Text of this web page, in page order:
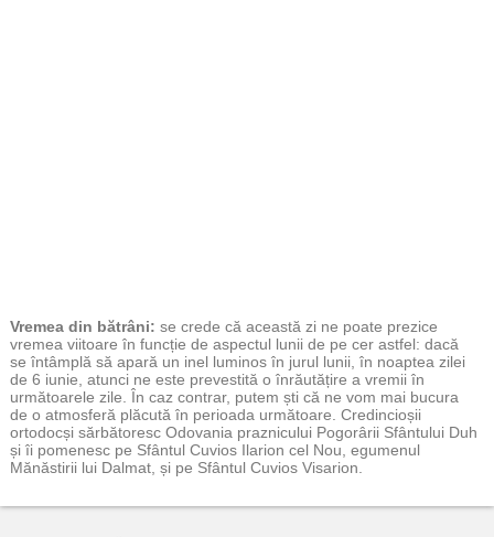
Vremea din bătrâni: se crede că această zi ne poate prezice
vremea viitoare în funcție de aspectul lunii de pe cer astfel: dacă
se întâmplă să apară un inel luminos în jurul lunii, în noaptea zilei
de 6 iunie, atunci ne este prevestită o înrăutățire a vremii în
următoarele zile. În caz contrar, putem ști că ne vom mai bucura
de o atmosferă plăcută în perioada următoare. Credincioșii
ortodocși sărbătoresc Odovania praznicului Pogorârii Sfântului Duh
și îi pomenesc pe Sfântul Cuvios Ilarion cel Nou, egumenul
Mănăstirii lui Dalmat, și pe Sfântul Cuvios Visarion.